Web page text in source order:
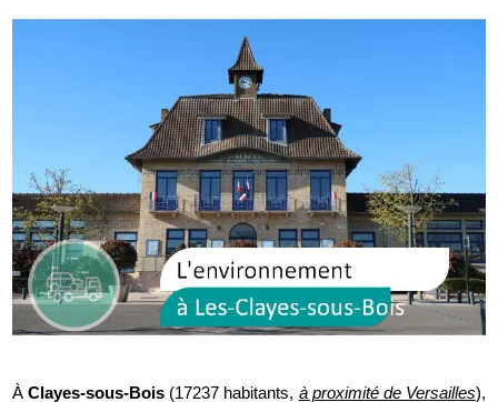
ÀClayes-sous-Bois (17237 habitants, à proximité de Versailles),